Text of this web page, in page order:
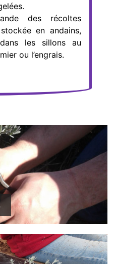
des récoltes
en andains,
les sillons au
ou l’engrais.